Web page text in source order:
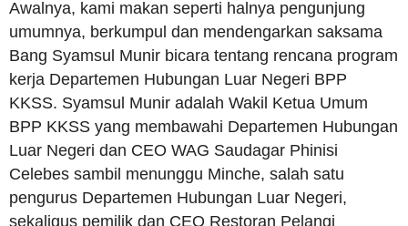
Awalnya, kami makan seperti halnya pengunjung
umumnya, berkumpul dan mendengarkan saksama
Bang Syamsul Munir bicara tentang rencana program
kerja Departemen Hubungan Luar Negeri BPP
KKSS. Syamsul Munir adalah Wakil Ketua Umum
BPP KKSS yang membawahi Departemen Hubungan
Luar Negeri dan CEO WAG Saudagar Phinisi
Celebes sambil menunggu Minche, salah satu
pengurus Departemen Hubungan Luar Negeri,
sekaligus pemilik dan CEO Restoran Pelangi